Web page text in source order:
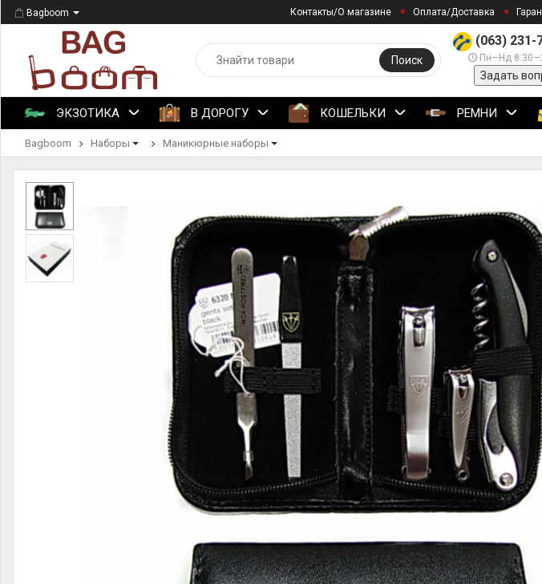
Bagboom Контакты/О магазине Оплата/Доставка
(063) 231-
Пн—Нд
Задать
Поиск
ЭКЗОТИКА В ДОРОГУ КОШЕЛЬКИ РЕМНИ
Bagboom Наборы Маникюрные наборы